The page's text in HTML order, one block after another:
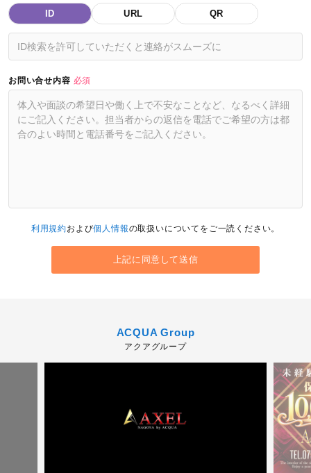
ID URL QR
お問い合せ内容 必須
利用規約および個人情報の取扱いについてをご一読ください。
ACQUA Group
アクアグループ